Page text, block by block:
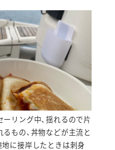
ーリング中、揺れるので片
るもの、丼物などが主流と
地に接岸したときは刺身